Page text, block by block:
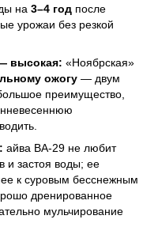
на 3–4 год после
урожаи без резкой
высокая: «Ноябрская»
ожогу — двум
преимущество,
айва ВА-29 не любит
и застоя воды; ее
к суровым бесснежным
дренированное
мульчирование